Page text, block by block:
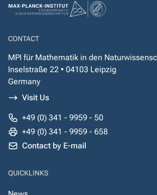
CONTACT
MPI für Mathematik in den
Inselstraße 22 • 04103 Leipzig
Germany
Visit Us
+49 (0) 341 - 9959 - 50
+49 (0) 341 - 9959 - 658
Contact by E-mail
QUICKLINKS